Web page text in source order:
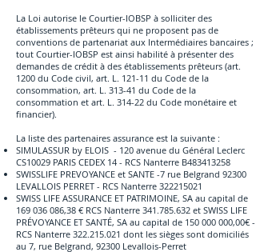
La Loi autorise le Courtier-IOBSP à solliciter des
établissements prêteurs qui ne proposent pas de
conventions de partenariat aux Intermédiaires bancaires ;
tout Courtier-IOBSP est ainsi habilité à présenter des
demandes de crédit à des établissements prêteurs (art.
1200 du Code civil, art. L. 121-11 du Code de la
consommation, art. L. 313-41 du Code de la
consommation et art. L. 314-22 du Code monétaire et
financier).
La liste des partenaires assurance est la suivante :
SIMULASSUR by ELOIS - 120 avenue du Général Leclerc
CS10029 PARIS CEDEX 14 - RCS Nanterre B483413258
SWISSLIFE PREVOYANCE et SANTE -7 rue Belgrand 92300
LEVALLOIS PERRET - RCS Nanterre 322215021
SWISS LIFE ASSURANCE ET PATRIMOINE, SA au capital de
169 036 086,38 € RCS Nanterre 341.785.632 et SWISS LIFE
PRÉVOYANCE ET SANTÉ, SA au capital de 150 000 000,00€ -
RCS Nanterre 322.215.021 dont les sièges sont domiciliés
au 7, rue Belgrand, 92300 Levallois-Perret